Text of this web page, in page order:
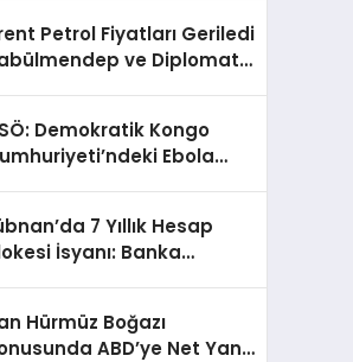
Petrol Fiyatları Geriledi
ve Diplomatik
Demokratik Kongo
Ebola
7 Yıllık Hesap
İsyanı: Banka
Hürmüz Boğazı
ABD’ye Net Yanıt